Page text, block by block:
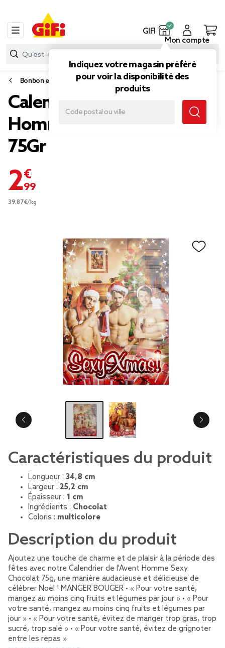
GIFI
Indiquez votre magasin préféré
pour voir la disponibilité des
produits
Mon compte
Bonbon et gourmandise
Calendrier de l'Avent
Homme sexy Chocolat
75Gr
2,99 €
39.87€/kg
Caractéristiques du produit
Longueur : 34,8 cm
Largeur : 25,2 cm
Épaisseur : 1 cm
Ingrédients : Chocolat
Coloris : multicolore
Description du produit
Ajoutez une touche de charme et de plaisir à la période des
fêtes avec notre Calendrier de l'Avent Homme Sexy
Chocolat 75g, une manière audacieuse et délicieuse de
célébrer Noël ! MANGER BOUGER • « Pour votre santé,
mangez au moins cinq fruits et légumes par jour » • « Pour
votre santé, mangez au moins cinq fruits et légumes par
jour » • « Pour votre santé, évitez de manger trop gras, trop
sucré, trop salé » • « Pour votre santé, évitez de grignoter
entre les repas »